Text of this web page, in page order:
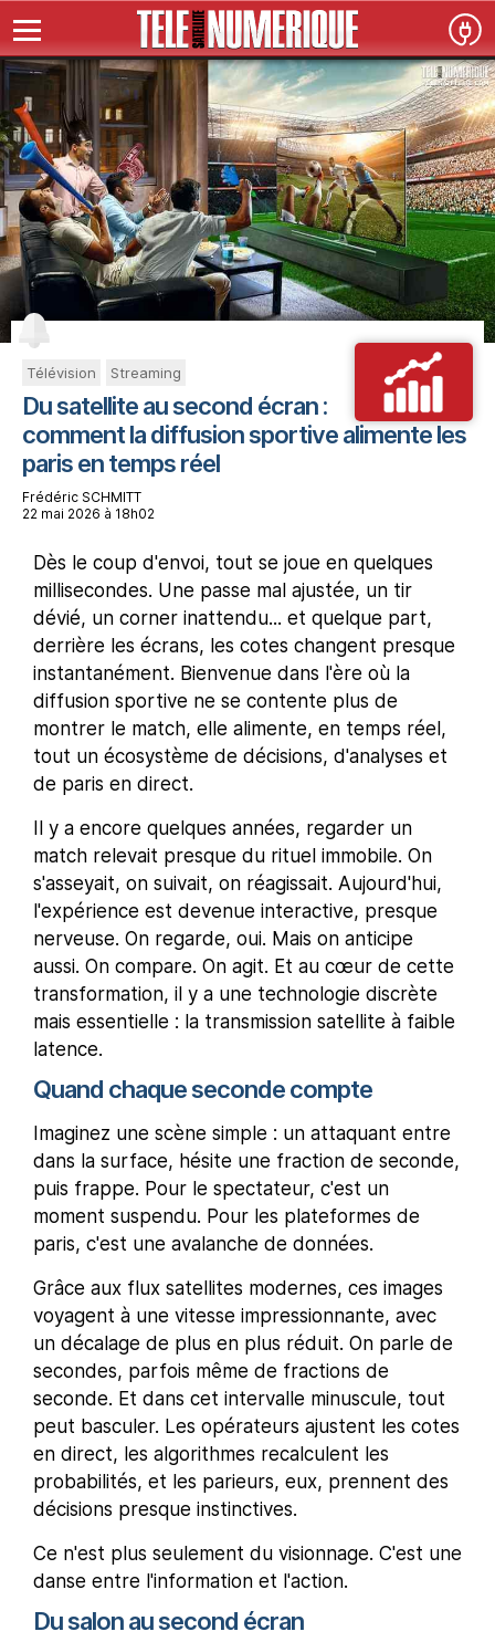
Télévision Streaming
Du satellite au second écran :
comment la diffusion sportive alimente les
paris en temps réel
Frédéric SCHMITT
22 mai 2026 à 18h02
Dès le coup d'envoi, tout se joue en quelques
millisecondes. Une passe mal ajustée, un tir
dévié, un corner inattendu... et quelque part,
derrière les écrans, les cotes changent presque
instantanément. Bienvenue dans l'ère où la
diffusion sportive ne se contente plus de
montrer le match, elle alimente, en temps réel,
tout un écosystème de décisions, d'analyses et
de paris en direct.
Il y a encore quelques années, regarder un
match relevait presque du rituel immobile. On
s'asseyait, on suivait, on réagissait. Aujourd'hui,
l'expérience est devenue interactive, presque
nerveuse. On regarde, oui. Mais on anticipe
aussi. On compare. On agit. Et au cœur de cette
transformation, il y a une technologie discrète
mais essentielle : la transmission satellite à faible
latence.
Quand chaque seconde compte
Imaginez une scène simple : un attaquant entre
dans la surface, hésite une fraction de seconde,
puis frappe. Pour le spectateur, c'est un
moment suspendu. Pour les plateformes de
paris, c'est une avalanche de données.
Grâce aux flux satellites modernes, ces images
voyagent à une vitesse impressionnante, avec
un décalage de plus en plus réduit. On parle de
secondes, parfois même de fractions de
seconde. Et dans cet intervalle minuscule, tout
peut basculer. Les opérateurs ajustent les cotes
en direct, les algorithmes recalculent les
probabilités, et les parieurs, eux, prennent des
décisions presque instinctives.
Ce n'est plus seulement du visionnage. C'est une
danse entre l'information et l'action.
Du salon au second écran